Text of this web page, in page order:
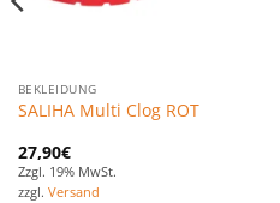
BEKLEIDUNG
SALIHA Multi Clog ROT
27,90€
Zzgl. 19% MwSt.
zzgl. Versand